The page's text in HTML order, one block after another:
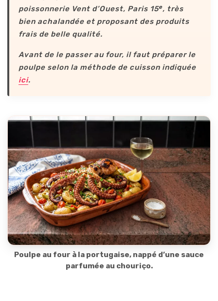
poissonnerie Vent d’Ouest, Paris 15e, très
bien achalandée et proposant des produits
frais de belle qualité.
Avant de le passer au four, il faut préparer le
poulpe selon la méthode de cuisson indiquée
ici.
Poulpe au four à la portugaise, nappé d’une sauce
parfumée au chouriço.